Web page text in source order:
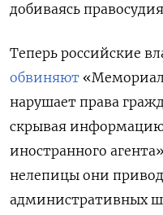
добиваясь
Теперь российские
обвиняют
нарушает права
скрывая
иностранного
нелепицы они
административных